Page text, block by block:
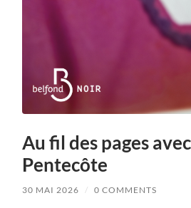
Au fil des pages
Pentecôte
30 MAI 2026 / 0 COMMENTS